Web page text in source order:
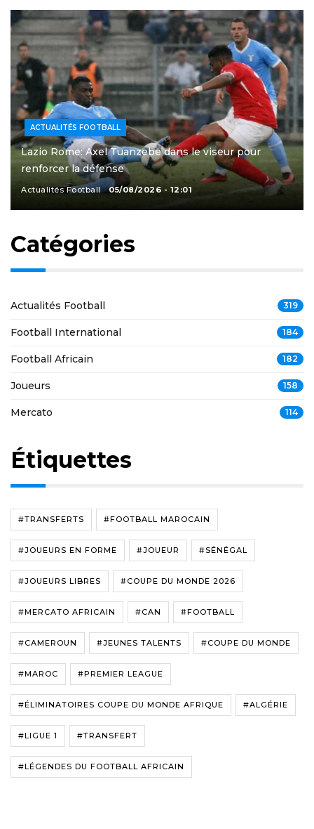
ACTUALITÉS FOOTBALL
Lazio Rome: Axel Tuanzebe dans le viseur pour
renforcer la défense
Actualités Football 05/08/2026 - 12:01
Catégories
Actualités Football 319
Football International 184
Football Africain 182
Joueurs 158
Mercato 114
Étiquettes
#TRANSFERTS #FOOTBALL MAROCAIN
#JOUEURS EN FORME #JOUEUR #SÉNÉGAL
#JOUEURS LIBRES #COUPE DU MONDE 2026
#MERCATO AFRICAIN #CAN #FOOTBALL
#CAMEROUN #JEUNES TALENTS #COUPE DU MONDE
#MAROC #PREMIER LEAGUE
#ÉLIMINATOIRES COUPE DU MONDE AFRIQUE #ALGÉRIE
#LIGUE 1 #TRANSFERT
#LÉGENDES DU FOOTBALL AFRICAIN